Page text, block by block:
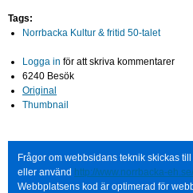
Tags:
Norrbacka Kultur & fritid 50-talet
Logga in för att skriva kommentarer
6240 Besök
Original
Thumbnail
Frågor om webbsidans teknik skickas
eller använd http://www.norrbacka-
Webbplatsens kod är optimerad för